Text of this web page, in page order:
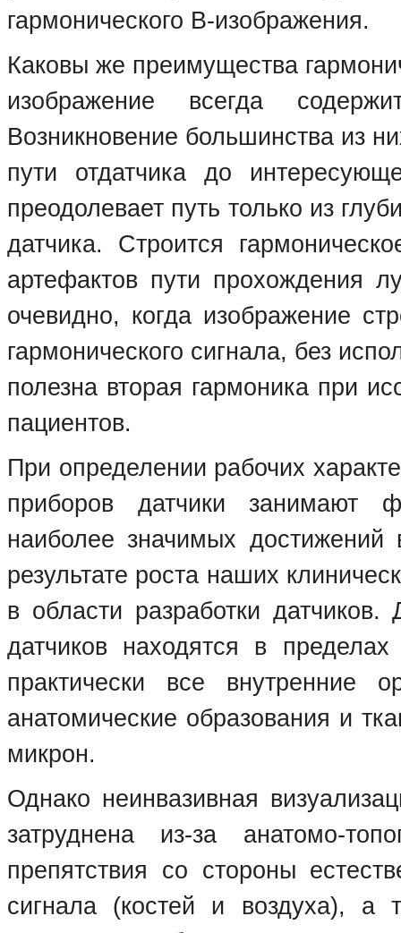
гармонического В-изображения.
Каковы же преимущества
изображение всегда
Возникновение большинства из
пути отдатчика до
преодолевает путь только из
датчика. Строится
артефактов пути прохождения
очевидно, когда изображение
гармонического сигнала, без
полезна вторая гармоника при
пациентов.
При определении рабочих
приборов датчики занимают
наиболее значимых
результате роста наших
в области разработки
датчиков находятся в
практически все внутренние
анатомические образования и
микрон.
Однако неинвазивная
затруднена из-за анатомо-
препятствия со стороны
сигнала (костей и воздуха), а